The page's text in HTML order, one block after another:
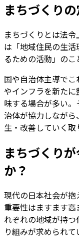
まちづくり
まちづくりとは法
は「地域住民の生
るための活動」のこ
国や自治体主導で
やインフラを新た
味する場合が多い
治体が協力しなが
生・改善していく取
まちづくり
か？
現代の日本社会が
重要性はますます
れぞれの地域が持
り組みが求められて